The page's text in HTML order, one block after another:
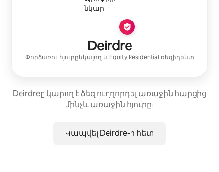
Deirdre
Փորձառու հյուրընկալող և Equity Residential ռեզիդենտ
Deirdreը կարող է ձեզ ուղղորդել առաջին հարցից
մինչև առաջին հյուրը։
Կապվել Deirdre-ի հետ